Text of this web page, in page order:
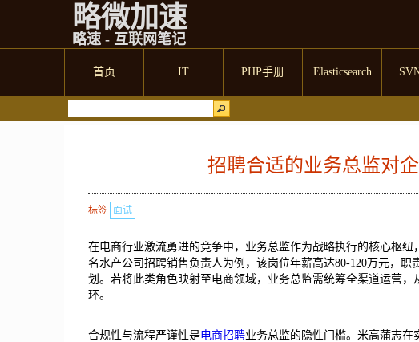
略微加速
略速 - 互联网笔记
首页 IT PHP手册 Elasticsearch
招聘合适的业务总监对
标签 面试
在电商行业激流勇进的竞争中，业务总监作为战略执行的核心枢
名水产公司招聘销售负责人为例，该岗位年薪高达80-120万元，
划。若将此类角色映射至电商领域，业务总监需统筹全渠道运营
环。
合规性与流程严谨性是电商招聘业务总监的隐性门槛。米高蒲志在